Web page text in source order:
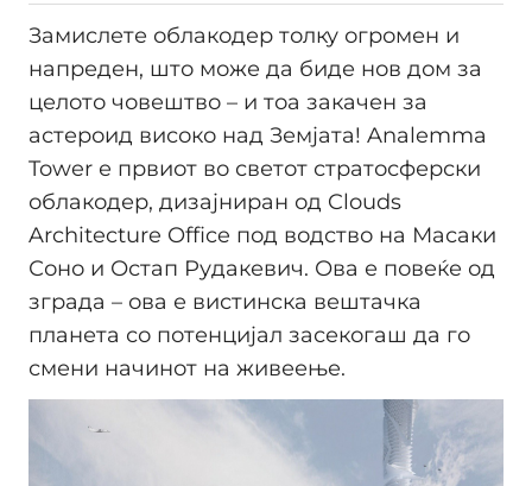
Замислете облакодер толку огромен и
напреден, што може да биде нов дом за
целото човештво – и тоа закачен за
астероид високо над Земјата! Analemma
Tower е првиот во светот стратосферски
облакодер, дизајниран од Clouds
Architecture Office под водство на Масаки
Соно и Остап Рудакевич. Ова е повеќе од
зграда – ова е вистинска вештачка
планета со потенцијал засекогаш да го
смени начинот на живеење.